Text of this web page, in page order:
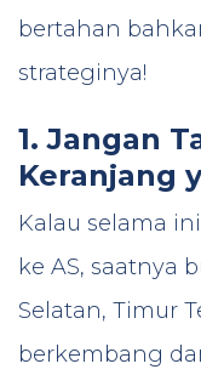
bertahan
strateginya!
1. Jangan
Keranjang
Kalau selama
ke AS, saatnya
Selatan, Timur
berkembang